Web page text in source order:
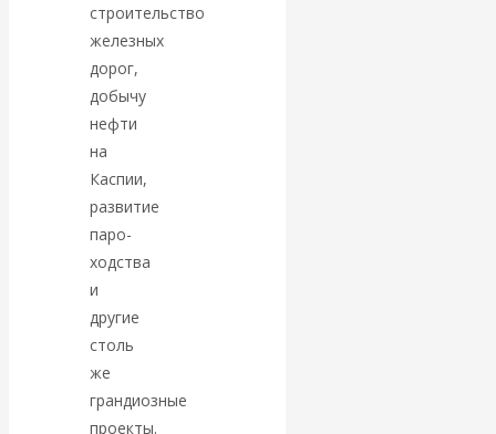
Валентин
Катасонов. Кто
определяет
погоду на
финансовых
рынках?
Минфины хотят
быть главнее
строительство
железных
дорог,
добычу
нефти
на
Каспии,
развитие
паро­
ходства
и
другие
столь
же
грандиозные
проекты.